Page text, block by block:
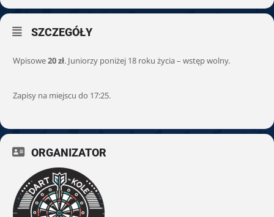
SZCZEGÓŁY
Wpisowe20 zł. Juniorzy poniżej 18 roku życia – wstęp wolny.
Zapisy na miejscu do 17:25.
ORGANIZATOR